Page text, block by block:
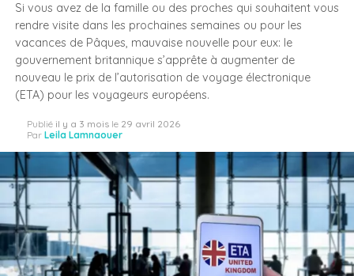
Si vous avez de la famille ou des proches qui souhaitent vous
rendre visite dans les prochaines semaines ou pour les
vacances de Pâques, mauvaise nouvelle pour eux: le
gouvernement britannique s’apprête à augmenter de
nouveau le prix de l’autorisation de voyage électronique
(ETA) pour les voyageurs européens.
Publié il y a 3 mois le 29 avril 2026
Par Leila Lamnaouer